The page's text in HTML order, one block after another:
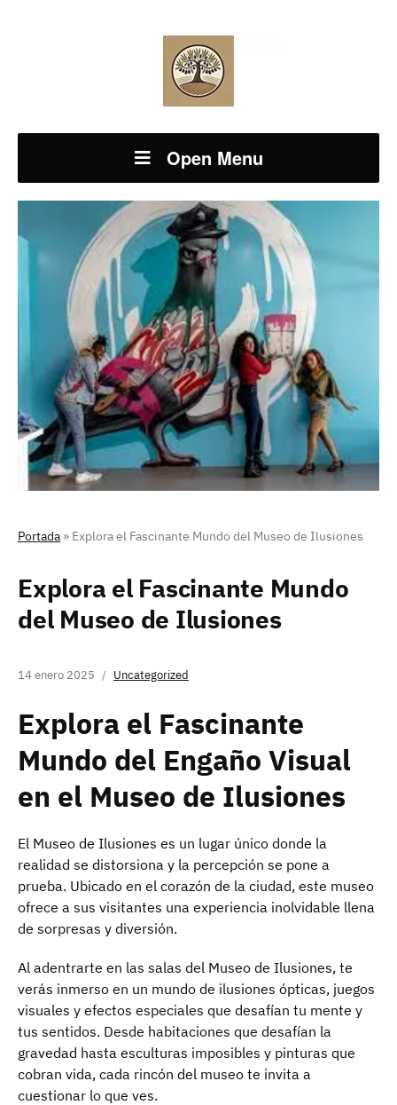
Open Menu
Portada » Explora el Fascinante Mundo del Museo de Ilusiones
Explora el Fascinante Mundo
del Museo de Ilusiones
14 enero 2025 Uncategorized
Explora el Fascinante
Mundo del Engaño Visual
en el Museo de Ilusiones
El Museo de Ilusiones es un lugar único donde la
realidad se distorsiona y la percepción se pone a
prueba. Ubicado en el corazón de la ciudad, este museo
ofrece a sus visitantes una experiencia inolvidable llena
de sorpresas y diversión.
Al adentrarte en las salas del Museo de Ilusiones, te
verás inmerso en un mundo de ilusiones ópticas, juegos
visuales y efectos especiales que desafían tu mente y
tus sentidos. Desde habitaciones que desafían la
gravedad hasta esculturas imposibles y pinturas que
cobran vida, cada rincón del museo te invita a
cuestionar lo que ves.